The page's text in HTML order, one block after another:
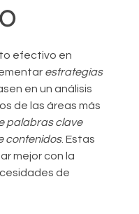
efectivo en
estrategias
en un análisis
de las áreas más
palabras clave
contenidos. Estas
mejor con la
de